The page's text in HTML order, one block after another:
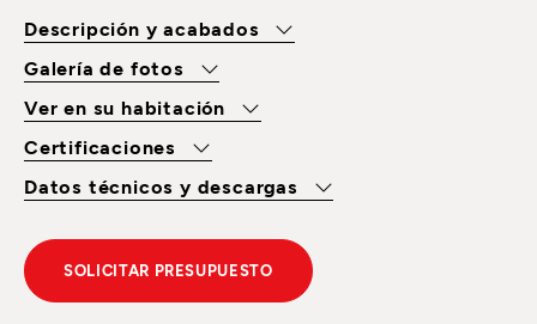
Descripción y acabados
Galería de fotos
Ver en su habitación
Certificaciones
Datos técnicos y descargas
SOLICITAR PRESUPUESTO